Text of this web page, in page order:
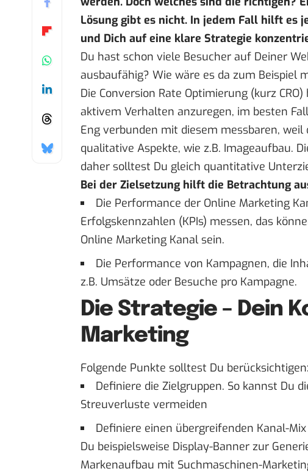
Lösung gibt es nicht. In jedem Fall hilft es
und Dich auf eine klare Strategie
Du hast schon viele Besucher auf Deiner
ausbaufähig? Wie wäre es da zum Beispiel
Die Conversion Rate Optimierung (kurz
aktivem Verhalten anzuregen, im besten
Eng verbunden mit diesem messbaren,
qualitative Aspekte, wie z.B. Imageaufbau.
daher solltest Du gleich quantitative
Bei der Zielsetzung hilft die Betrachtung
Die Performance der Online Marketing
Erfolgskennzahlen (KPIs) messen, das
Online Marketing Kanal sein.
Die Performance von Kampagnen, die
z.B. Umsätze oder Besuche pro Kampagne.
Die Strategie – Dein
Marketing
Folgende Punkte solltest Du berücksichtigen:
Definiere die Zielgruppen. So kannst Du
Streuverluste vermeiden
Definiere einen übergreifenden Kanal-
Du beispielsweise Display-Banner zur
Markenaufbau mit Suchmaschinen-